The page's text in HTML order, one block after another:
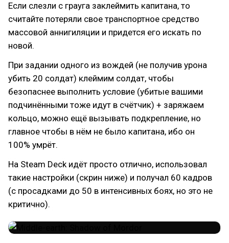
Если слезли с грауга заклеймить капитана, то
считайте потеряли свое транспортное средство
массовой аннигиляции и придется его искать по
новой.
При задании одного из вождей (не получив урона
убить 20 солдат) клеймим солдат, чтобы
безопаснее выполнить условие (убитые вашими
подчинёнными тоже идут в счётчик) + заряжаем
кольцо, можно ещё вызывать подкрепление, но
главное чтобы в нём не было капитана, ибо он
100% умрёт.
На Steam Deck идёт просто отлично, использовал
такие настройки (скрин ниже) и получал 60 кадров
(с просадками до 50 в интенсивных боях, но это не
критично).